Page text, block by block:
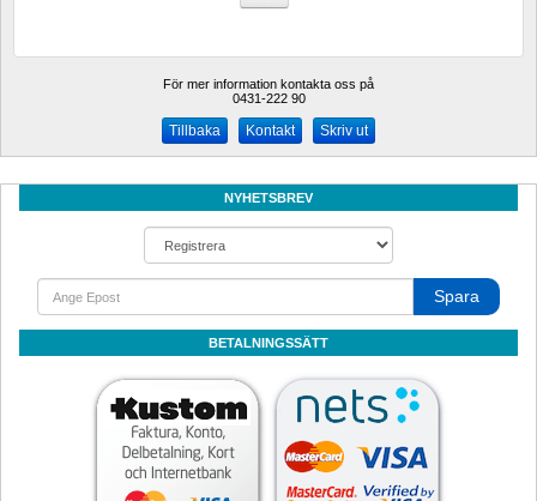
För mer information kontakta oss på
0431-222 90
Kontakt Skriv ut
NYHETSBREV
Spara
BETALNINGSSÄTT